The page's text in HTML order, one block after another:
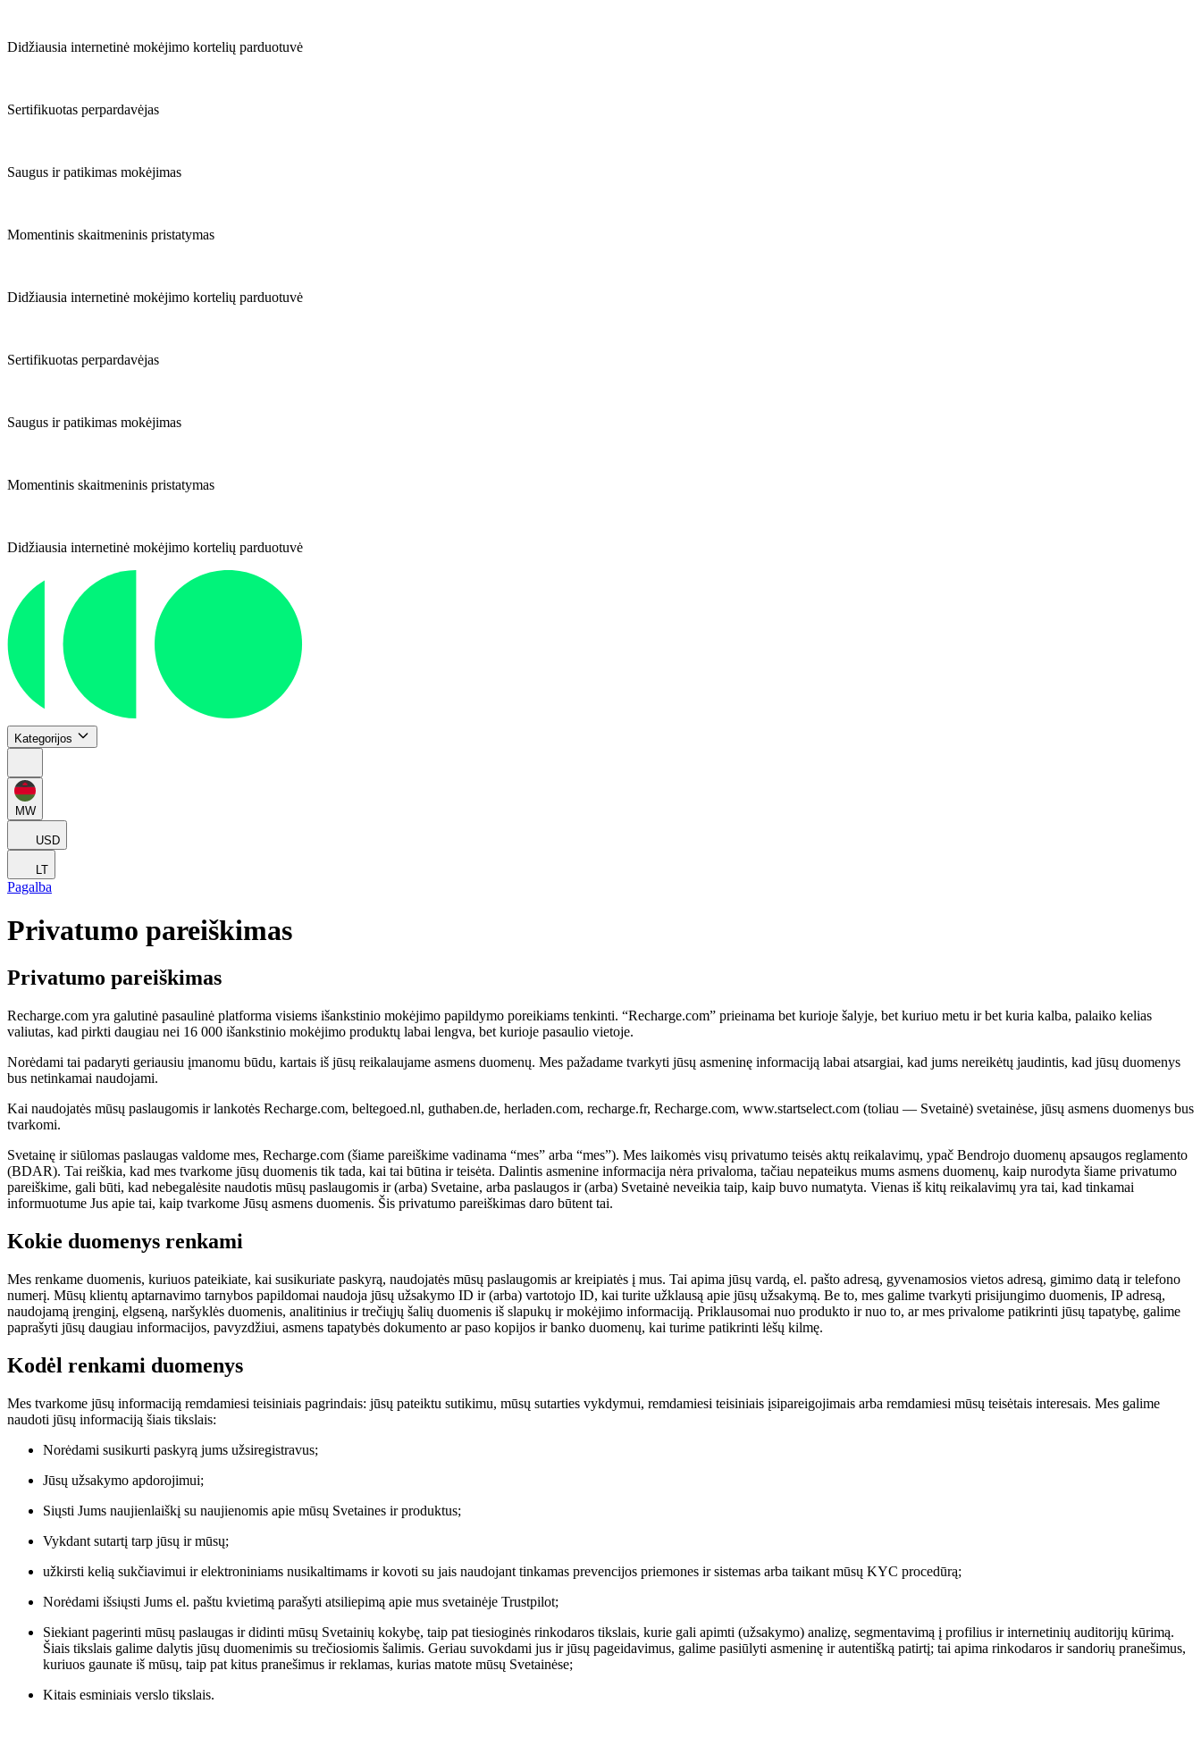
Didžiausia internetinė mokėjimo kortelių parduotuvė
Sertifikuotas perpardavėjas
Saugus ir patikimas mokėjimas
Momentinis skaitmeninis pristatymas
Didžiausia internetinė mokėjimo kortelių parduotuvė
Sertifikuotas perpardavėjas
Saugus ir patikimas mokėjimas
Momentinis skaitmeninis pristatymas
Didžiausia internetinė mokėjimo kortelių parduotuvė
Kategorijos
MW
USD
LT
Pagalba
Privatumo pareiškimas
Privatumo pareiškimas
Recharge.com yra galutinė pasaulinė platforma visiems išankstinio mokėjimo papildymo poreikiams tenkinti. “Recharge.com” prieinama bet kurioje šalyje, bet kuriuo metu ir bet kuria kalba, palaiko kelias
valiutas, kad pirkti daugiau nei 16 000 išankstinio mokėjimo produktų labai lengva, bet kurioje pasaulio vietoje.
Norėdami tai padaryti geriausiu įmanomu būdu, kartais iš jūsų reikalaujame asmens duomenų. Mes pažadame tvarkyti jūsų asmeninę informaciją labai atsargiai, kad jums nereikėtų jaudintis, kad jūsų duomenys
bus netinkamai naudojami.
Kai naudojatės mūsų paslaugomis ir lankotės Recharge.com, beltegoed.nl, guthaben.de, herladen.com, recharge.fr, Recharge.com, www.startselect.com (toliau — Svetainė) svetainėse, jūsų asmens duomenys bus
tvarkomi.
Svetainę ir siūlomas paslaugas valdome mes, Recharge.com (šiame pareiškime vadinama “mes” arba “mes”). Mes laikomės visų privatumo teisės aktų reikalavimų, ypač Bendrojo duomenų apsaugos reglamento
(BDAR). Tai reiškia, kad mes tvarkome jūsų duomenis tik tada, kai tai būtina ir teisėta. Dalintis asmenine informacija nėra privaloma, tačiau nepateikus mums asmens duomenų, kaip nurodyta šiame privatumo
pareiškime, gali būti, kad nebegalėsite naudotis mūsų paslaugomis ir (arba) Svetaine, arba paslaugos ir (arba) Svetainė neveikia taip, kaip buvo numatyta. Vienas iš kitų reikalavimų yra tai, kad tinkamai
informuotume Jus apie tai, kaip tvarkome Jūsų asmens duomenis. Šis privatumo pareiškimas daro būtent tai.
Kokie duomenys renkami
Mes renkame duomenis, kuriuos pateikiate, kai susikuriate paskyrą, naudojatės mūsų paslaugomis ar kreipiatės į mus. Tai apima jūsų vardą, el. pašto adresą, gyvenamosios vietos adresą, gimimo datą ir telefono
numerį. Mūsų klientų aptarnavimo tarnybos papildomai naudoja jūsų užsakymo ID ir (arba) vartotojo ID, kai turite užklausą apie jūsų užsakymą. Be to, mes galime tvarkyti prisijungimo duomenis, IP adresą,
naudojamą įrenginį, elgseną, naršyklės duomenis, analitinius ir trečiųjų šalių duomenis iš slapukų ir mokėjimo informaciją. Priklausomai nuo produkto ir nuo to, ar mes privalome patikrinti jūsų tapatybę, galime
paprašyti jūsų daugiau informacijos, pavyzdžiui, asmens tapatybės dokumento ar paso kopijos ir banko duomenų, kai turime patikrinti lėšų kilmę.
Kodėl renkami duomenys
Mes tvarkome jūsų informaciją remdamiesi teisiniais pagrindais: jūsų pateiktu sutikimu, mūsų sutarties vykdymui, remdamiesi teisiniais įsipareigojimais arba remdamiesi mūsų teisėtais interesais. Mes galime
naudoti jūsų informaciją šiais tikslais:
Norėdami susikurti paskyrą jums užsiregistravus;
Jūsų užsakymo apdorojimui;
Siųsti Jums naujienlaiškį su naujienomis apie mūsų Svetaines ir produktus;
Vykdant sutartį tarp jūsų ir mūsų;
užkirsti kelią sukčiavimui ir elektroniniams nusikaltimams ir kovoti su jais naudojant tinkamas prevencijos priemones ir sistemas arba taikant mūsų KYC procedūrą;
Norėdami išsiųsti Jums el. paštu kvietimą parašyti atsiliepimą apie mus svetainėje Trustpilot;
Siekiant pagerinti mūsų paslaugas ir didinti mūsų Svetainių kokybę, taip pat tiesioginės rinkodaros tikslais, kurie gali apimti (užsakymo) analizę, segmentavimą į profilius ir internetinių auditorijų kūrimą.
Šiais tikslais galime dalytis jūsų duomenimis su trečiosiomis šalimis. Geriau suvokdami jus ir jūsų pageidavimus, galime pasiūlyti asmeninę ir autentišką patirtį; tai apima rinkodaros ir sandorių pranešimus,
kuriuos gaunate iš mūsų, taip pat kitus pranešimus ir reklamas, kurias matote mūsų Svetainėse;
Kitais esminiais verslo tikslais.